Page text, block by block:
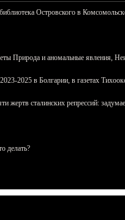
Островского в
Природа и аномальные явления,
2025 в Болгарии, в газетах
жертв сталинских репрессий:
делать?